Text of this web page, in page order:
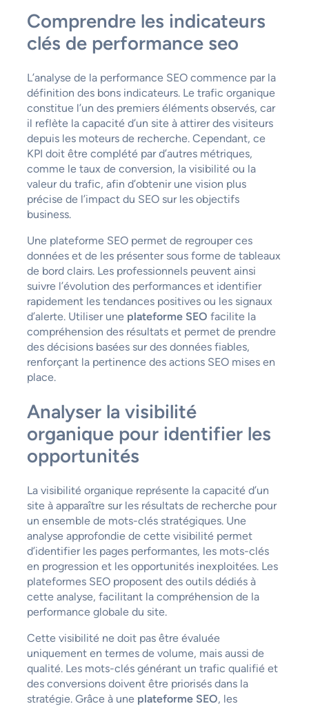
Comprendre les indicateurs
clés de performance seo
L’analyse de la performance SEO commence par la
définition des bons indicateurs. Le trafic organique
constitue l’un des premiers éléments observés, car
il reflète la capacité d’un site à attirer des visiteurs
depuis les moteurs de recherche. Cependant, ce
KPI doit être complété par d’autres métriques,
comme le taux de conversion, la visibilité ou la
valeur du trafic, afin d’obtenir une vision plus
précise de l’impact du SEO sur les objectifs
business.
Une plateforme SEO permet de regrouper ces
données et de les présenter sous forme de tableaux
de bord clairs. Les professionnels peuvent ainsi
suivre l’évolution des performances et identifier
rapidement les tendances positives ou les signaux
d’alerte. Utiliser une plateforme SEO facilite la
compréhension des résultats et permet de prendre
des décisions basées sur des données fiables,
renforçant la pertinence des actions SEO mises en
place.
Analyser la visibilité
organique pour identifier les
opportunités
La visibilité organique représente la capacité d’un
site à apparaître sur les résultats de recherche pour
un ensemble de mots-clés stratégiques. Une
analyse approfondie de cette visibilité permet
d’identifier les pages performantes, les mots-clés
en progression et les opportunités inexploitées. Les
plateformes SEO proposent des outils dédiés à
cette analyse, facilitant la compréhension de la
performance globale du site.
Cette visibilité ne doit pas être évaluée
uniquement en termes de volume, mais aussi de
qualité. Les mots-clés générant un trafic qualifié et
des conversions doivent être priorisés dans la
stratégie. Grâce à une plateforme SEO, les